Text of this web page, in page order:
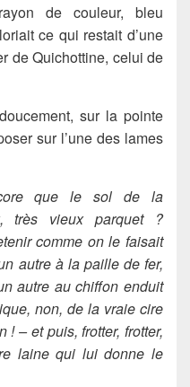
de couleur, bleu
ce qui restait d’une
de Quichottine, celui de
sur la pointe
sur l’une des lames
que le sol de la
très vieux parquet ?
comme on le faisait
autre à la paille de fer,
autre au chiffon enduit
non, de la vraie cire
! – et puis, frotter, frotter,
laine qui lui donne le